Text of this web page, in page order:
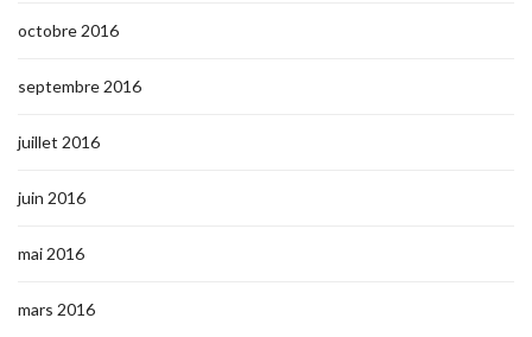
octobre 2016
septembre 2016
juillet 2016
juin 2016
mai 2016
mars 2016